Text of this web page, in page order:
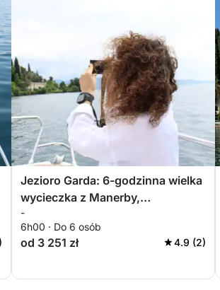
Jezioro Garda: 6-godzinna wielka
wycieczka z Manerby,
niezapomniane przeżycie
-
6h00 · Do 6 osób
od 3 251 zł 4.9 (2)